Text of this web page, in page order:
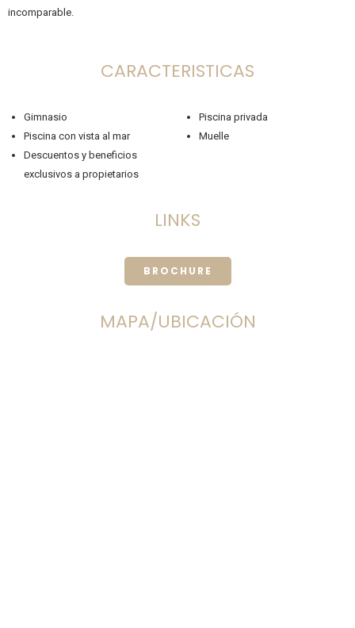
incomparable.
CARACTERISTICAS
Gimnasio
Piscina con vista al mar
Descuentos y beneficios
exclusivos a propietarios
Piscina privada
Muelle
LINKS
BROCHURE
MAPA/UBICACIÓN